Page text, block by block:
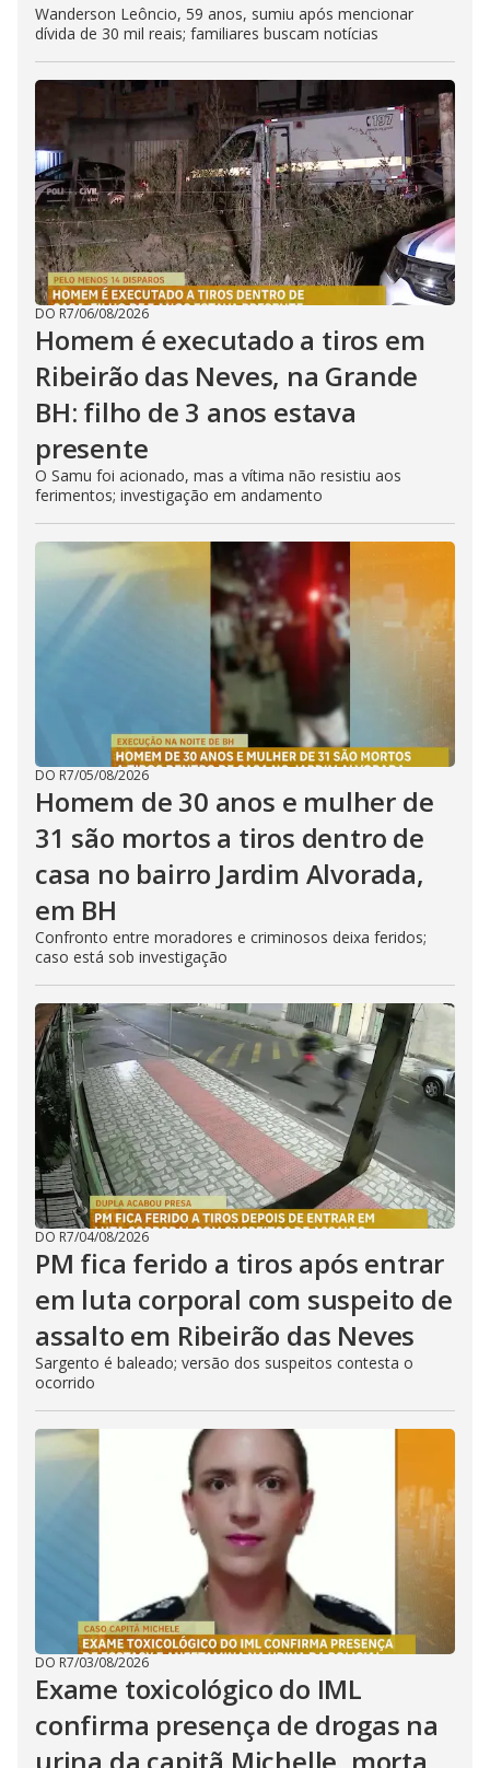
Wanderson Leôncio, 59 anos, sumiu após mencionar
dívida de 30 mil reais; familiares buscam notícias
DO R7/06/08/2026
Homem é executado a tiros em
Ribeirão das Neves, na Grande
BH: filho de 3 anos estava
presente
O Samu foi acionado, mas a vítima não resistiu aos
ferimentos; investigação em andamento
DO R7/05/08/2026
Homem de 30 anos e mulher de
31 são mortos a tiros dentro de
casa no bairro Jardim Alvorada,
em BH
Confronto entre moradores e criminosos deixa feridos;
caso está sob investigação
DO R7/04/08/2026
PM fica ferido a tiros após entrar
em luta corporal com suspeito de
assalto em Ribeirão das Neves
Sargento é baleado; versão dos suspeitos contesta o
ocorrido
DO R7/03/08/2026
Exame toxicológico do IML
confirma presença de drogas na